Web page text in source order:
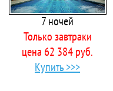
7 ночей
Только завтраки
цена 62 384 руб.
Купить >>>